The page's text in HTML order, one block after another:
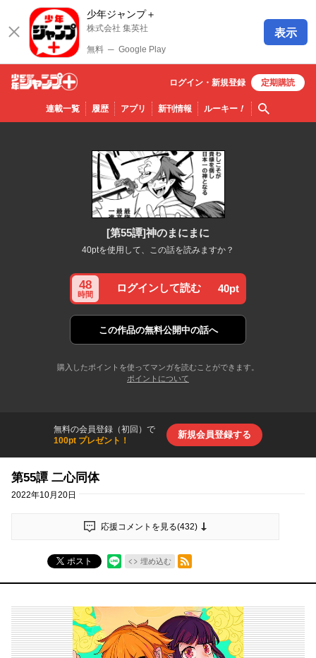
少年ジャンプ＋
株式会社 集英社
無料 ─ Google Play
表示
少年ジ
ャンプ
連載一覧 履歴 アプリ 新刊情報 ルーキー！ 検索
ログイン・ 新規登録 定期購読
[第55譚]神のまにまに
40ptを使用して、この話を読みますか？
48
時間
ログインして読む 40pt
この作品の無料公開中の話へ
購入したポイントを使ってマンガを読むことができます。
ポイントについて
無料の会員登録（初回）で
100pt プレゼント！
新規会員登録する
第55譚 二心同体
2022年10月20日
応援コメントを見る(432)
ポスト 埋め込む
RSSフィード